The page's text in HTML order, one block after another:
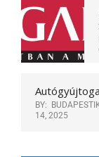
BY:
14, 2025